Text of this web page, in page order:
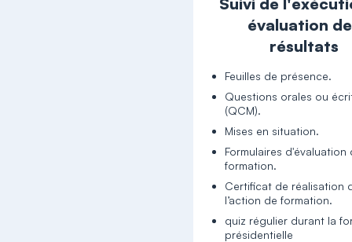
évaluation
résultats
Feuilles de présence.
Questions orales ou
(QCM).
Mises en situation.
Formulaires d'évaluation
formation.
Certificat de réalisation
l’action de formation.
quiz régulier durant la
présidentielle